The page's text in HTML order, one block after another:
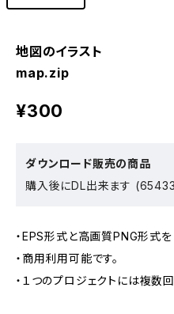
地図のイラスト
map.zip
¥300
ダウンロード販売の商品
購入後にDL出来ます
・EPS形式と高画質PNG形式を
・商用利用可能です。
・１つのプロジェクトには複数